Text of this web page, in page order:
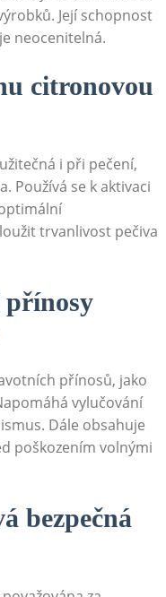
⁣Její schopnost
neocenitelná.
citronovou
⁣i při ‍pečení,
Používá se ⁤k aktivaci
⁣trvanlivost pečiva
přínosy
přínosů, jako
vylučování
Dále ‍obsahuje
poškozením volnými
bezpečná